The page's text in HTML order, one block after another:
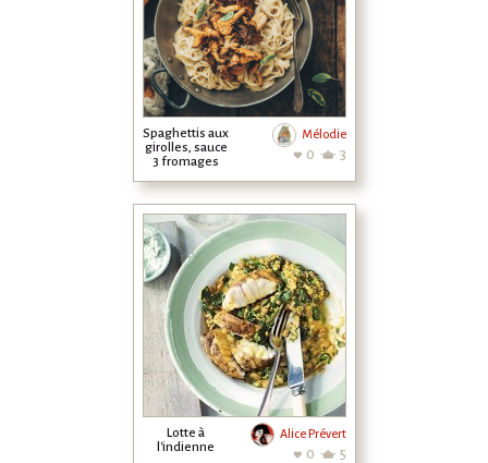
Spaghettis aux
girolles, sauce
3 fromages
Mélodie
0 3
Lotte à
l'indienne
Alice Prévert
0 5